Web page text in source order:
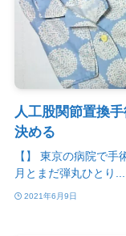
人工股関節置換
決める
【】 東京の病院で
月とまだ弾丸ひとり...
2021年6月9日